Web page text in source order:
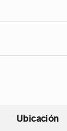
Ubicación